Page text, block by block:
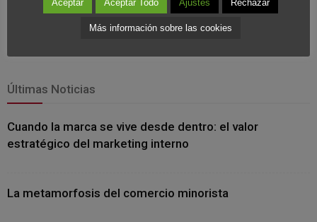
Últimas Noticias
Cuando la marca se vive desde dentro: el valor
estratégico del marketing interno
La metamorfosis del comercio minorista
Aceptar Aceptar Todo Ajustes Rechazar
Más información sobre las cookies